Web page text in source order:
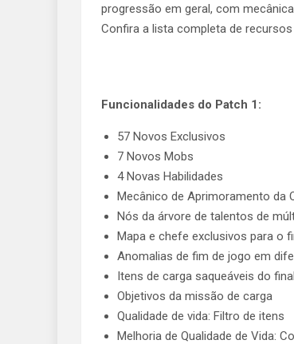
progressão em geral, com
Confira a lista completa de recursos
Funcionalidades do Patch 1:
57 Novos Exclusivos
7 Novos Mobs
4 Novas Habilidades
Mecânico de Aprimoramento da
Nós da árvore de talentos de
Mapa e chefe exclusivos para o
Anomalias de fim de jogo em
Itens de carga saqueáveis ​​do
Objetivos da missão de carga
Qualidade de vida: Filtro de itens
Melhoria de Qualidade de Vida: